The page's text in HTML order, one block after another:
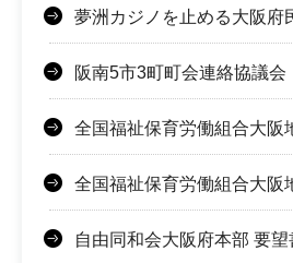
夢洲カジノを止める大阪
阪南5市3町町会連絡協議
全国福祉保育労働組合大
全国福祉保育労働組合大
自由同和会大阪府本部 要望